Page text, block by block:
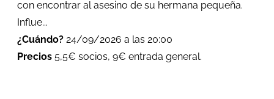
con encontrar al asesino de su hermana pequeña.
Influe...
¿Cuándo? 24/09/2026 a las 20:00
Precios 5,5€ socios, 9€ entrada general.